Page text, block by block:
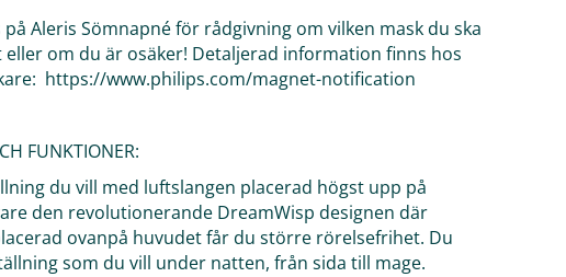
Aleris Sömnapné för rådgivning om vilken mask du ska
eller om du är osäker! Detaljerad information finns hos
https://www.philips.com/magnet-notification
FUNKTIONER:
du vill med luftslangen placerad högst upp på
den revolutionerande DreamWisp designen där
ovanpå huvudet får du större rörelsefrihet. Du
som du vill under natten, från sida till mage.